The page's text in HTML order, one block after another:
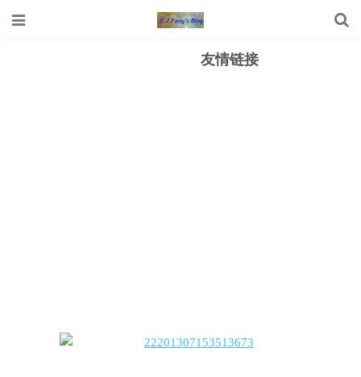
友情链接